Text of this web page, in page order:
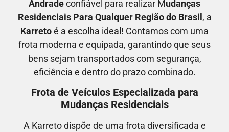
Andradeconfiável para realizar Mudanças
Residenciais Para Qualquer Região do Brasil , a
Karretoé a escolha ideal! Contamos com uma
frota moderna e equipada, garantindo que seus
bens sejam transportados com segurança,
eficiência e dentro do prazo combinado.
Frota de Veículos Especializada para
Mudanças Residenciais
A Karreto dispõe de uma frota diversificada e